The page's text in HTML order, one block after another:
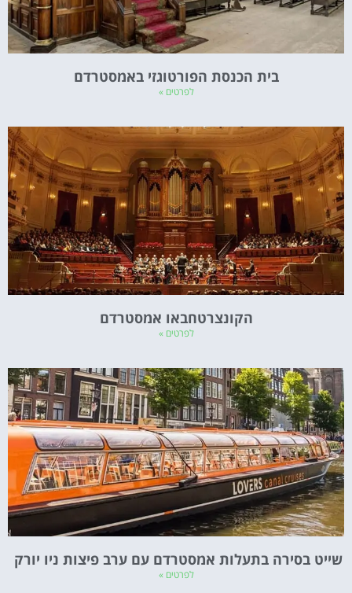
בית הכנסת הפורטוגזי באמסטרדם
לפרטים »
הקונצרטחבאו אמסטרדם
לפרטים »
שייט בסירה בתעלות אמסטרדם עם ערב פיצות ניו יורק
לפרטים »